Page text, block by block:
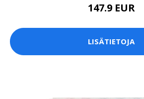
147.9 EUR
LISÄTIETOJA